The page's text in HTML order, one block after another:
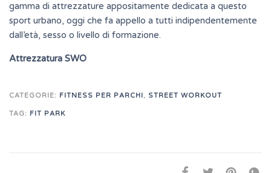
gamma di attrezzature appositamente dedicata a questo
sport urbano, oggi che fa appello a tutti indipendentemente
dall’età, sesso o livello di formazione.
Attrezzatura SWO
CATEGORIE: FITNESS PER PARCHI, STREET WORKOUT
TAG: FIT PARK